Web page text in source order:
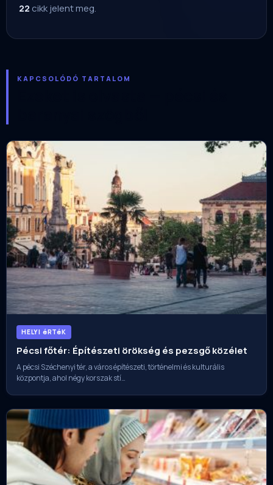
22 cikk jelent meg.
KAPCSOLÓDÓ TARTALOM
HELYI éRTéK
Pécsi főtér: Építészeti örökség és pezsgő közélet
A pécsi Széchenyi tér, a város építészeti, történelmi és kulturális
központja, ahol négy korszak stí…